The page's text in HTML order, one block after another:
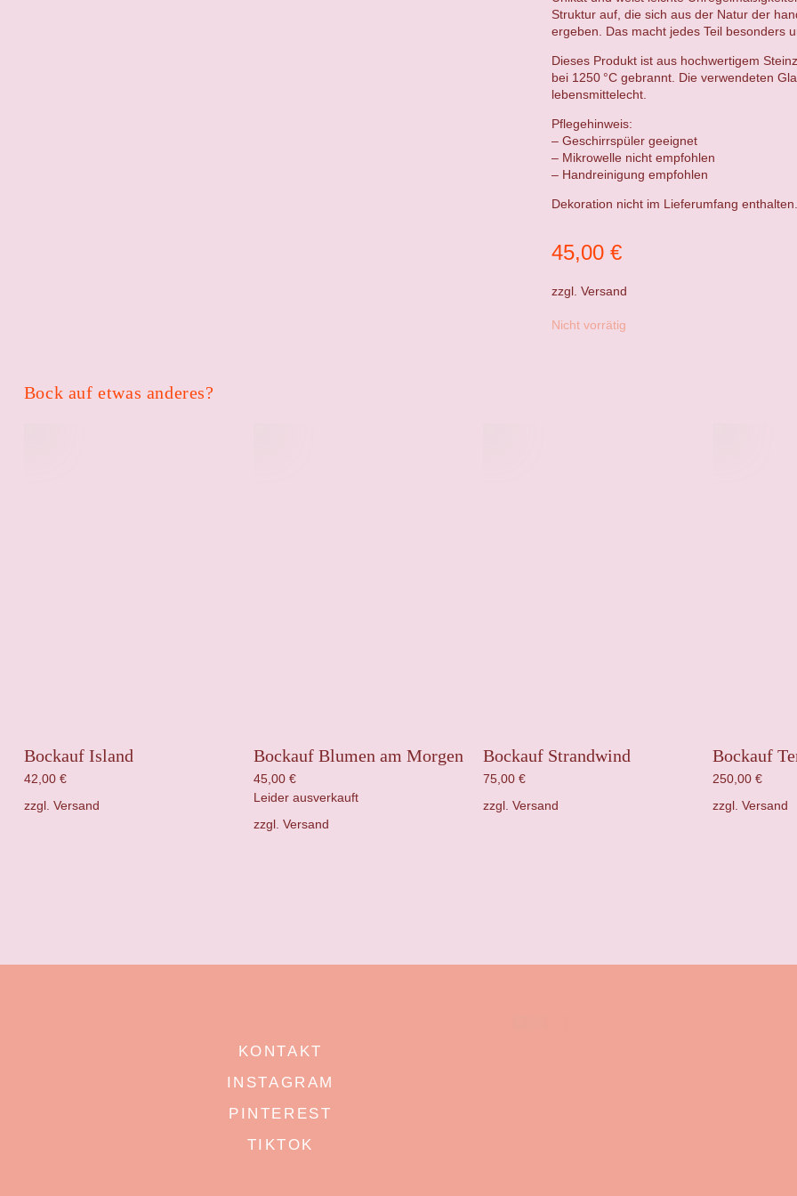
zzgl.Versand
45,00€
Nicht vorrätig
Struktur auf, die sich aus der Natur der
ergeben. Das macht jedes Teil besonders
Dieses Produkt ist aus hochwertigem
bei 1250 °C gebrannt. Die verwendeten
lebensmittelecht.
Pflegehinweis:
– Geschirrspüler geeignet
– Mikrowelle nicht empfohlen
– Handreinigung empfohlen
Dekoration nicht im Lieferumfang enthalten.
Bock auf etwas anderes?
Bockauf Island
42,00 €
zzgl. Versand
Bockauf Blumen am Morgen
45,00 €
Leider ausverkauft
zzgl. Versand
Bockauf Strandwind
75,00 €
zzgl. Versand
Bockauf
250,00€
zzgl.Versand
KONTAKT
INSTAGRAM
PINTEREST
TIKTOK